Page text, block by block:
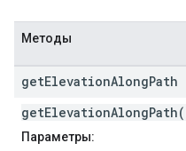
Методы
getElevationAlongPath
Параметры: